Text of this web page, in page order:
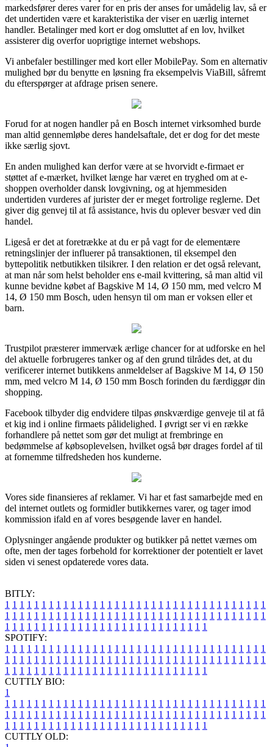
markedsfører deres varer for en pris der anses for umådelig lav, så er
det undertiden være et karakteristika der viser en uærlig internet
handler. Betalinger med kort er dog omsluttet af en lov, hvilket
assisterer dig overfor uoprigtige internet webshops.
Vi anbefaler bestillinger med kort eller MobilePay. Som en alternativ
mulighed bør du benytte en løsning fra eksempelvis ViaBill, såfremt
du efterspørger at afdrage prisen senere.
Forud for at nogen handler på en Bosch internet virksomhed burde
man altid gennemløbe deres handelsaftale, det er dog for det meste
ikke særlig sjovt.
En anden mulighed kan derfor være at se hvorvidt e-firmaet er
støttet af e-mærket, hvilket længe har været en tryghed om at e-
shoppen overholder dansk lovgivning, og at hjemmesiden
undertiden vurderes af jurister der er meget fortrolige reglerne. Det
giver dig genvej til at få assistance, hvis du oplever besvær ved din
handel.
Ligeså er det at foretrække at du er på vagt for de elementære
retningslinjer der influerer på transaktionen, til eksempel den
byttepolitik netbutikken tilsikrer. I den relation er det også relevant,
at man når som helst beholder ens e-mail kvittering, så man altid vil
kunne bevidne købet af Bagskive M 14, Ø 150 mm, med velcro M
14, Ø 150 mm Bosch, uden hensyn til om man er voksen eller et
barn.
Trustpilot præsterer immervæk ærlige chancer for at udforske en hel
del aktuelle forbrugeres tanker og af den grund tilrådes det, at du
verificerer internet butikkens anmeldelser af Bagskive M 14, Ø 150
mm, med velcro M 14, Ø 150 mm Bosch forinden du færdiggør din
shopping.
Facebook tilbyder dig endvidere tilpas ønskværdige genveje til at få
et kig ind i online firmaets pålidelighed. I øvrigt ser vi en række
forhandlere på nettet som gør det muligt at frembringe en
bedømmelse af købsoplevelsen, hvilket også bør drages fordel af til
at fornemme tilfredsheden hos kunderne.
Vores side finansieres af reklamer. Vi har et fast samarbejde med en
del internet outlets og formidler butikkernes varer, og tager imod
kommission ifald en af vores besøgende laver en handel.
Oplysninger angående produkter og butikker på nettet værnes om
ofte, men der tages forbehold for korrektioner der potentielt er lavet
siden vi senest opdaterede vores data.
BITLY:
1 1 1 1 1 1 1 1 1 1 1 1 1 1 1 1 1 1 1 1 1 1 1 1 1 1 1 1 1 1 1 1 1 1 1 1
1 1 1 1 1 1 1 1 1 1 1 1 1 1 1 1 1 1 1 1 1 1 1 1 1 1 1 1 1 1 1 1 1 1 1 1
1 1 1 1 1 1 1 1 1 1 1 1 1 1 1 1 1 1 1 1 1 1 1 1 1 1 1 1
SPOTIFY:
1 1 1 1 1 1 1 1 1 1 1 1 1 1 1 1 1 1 1 1 1 1 1 1 1 1 1 1 1 1 1 1 1 1 1 1
1 1 1 1 1 1 1 1 1 1 1 1 1 1 1 1 1 1 1 1 1 1 1 1 1 1 1 1 1 1 1 1 1 1 1 1
1 1 1 1 1 1 1 1 1 1 1 1 1 1 1 1 1 1 1 1 1 1 1 1 1 1 1 1
CUTTLY BIO:
1
1 1 1 1 1 1 1 1 1 1 1 1 1 1 1 1 1 1 1 1 1 1 1 1 1 1 1 1 1 1 1 1 1 1 1 1
1 1 1 1 1 1 1 1 1 1 1 1 1 1 1 1 1 1 1 1 1 1 1 1 1 1 1 1 1 1 1 1 1 1 1 1
1 1 1 1 1 1 1 1 1 1 1 1 1 1 1 1 1 1 1 1 1 1 1 1 1 1 1 1
CUTTLY OLD: